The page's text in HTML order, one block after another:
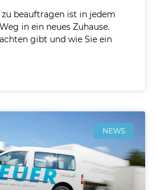
beauftragen ist in jedem
in ein neues Zuhause.
gibt und wie Sie ein
NEWS